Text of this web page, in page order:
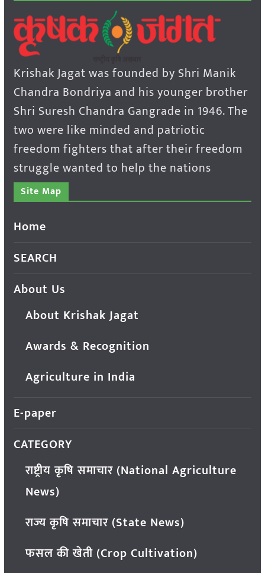
Krishak Jagat was founded by Shri Manik
Chandra Bondriya and his younger brother
Shri Suresh Chandra Gangrade in 1946. The
two were like minded and patriotic
freedom fighters that after their freedom
struggle wanted to help the nations
Site Map
Home
SEARCH
About Us
About Krishak Jagat
Awards & Recognition
Agriculture in India
E-paper
CATEGORY
राष्ट्रीय कृषि समाचार (National Agriculture
News)
राज्य कृषि समाचार (State News)
फसल की खेती (Crop Cultivation)